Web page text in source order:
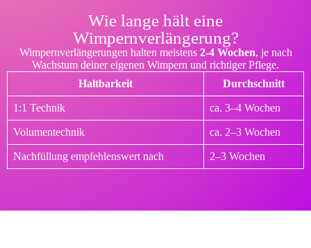
Wie lange hält eine
Wimpernverlängerung?
Wimpernverlängerungen halten meistens 2-4 Wochen, je nach
Wachstum deiner eigenen Wimpern und richtiger Pflege.
Haltbarkeit
Durchschnitt
1:1 Technik ca. 3–4 Wochen
Volumentechnik ca. 2–3 Wochen
Nachfüllung empfehlenswert nach 2–3 Wochen